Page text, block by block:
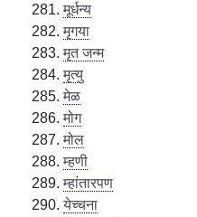
मूर्धन्य
मृगया
मृत जन्म
मृत्यु
मेळ
मोग
मोल
म्हणी
म्हांतारपण
येच्चना